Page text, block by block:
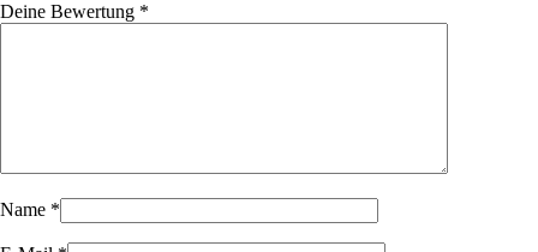
Deine Bewertung *
Name *